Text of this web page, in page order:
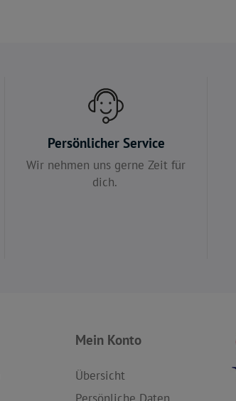
Persönlicher Service
Wir nehmen uns gerne Zeit für
dich.
Mein Konto
Übersicht